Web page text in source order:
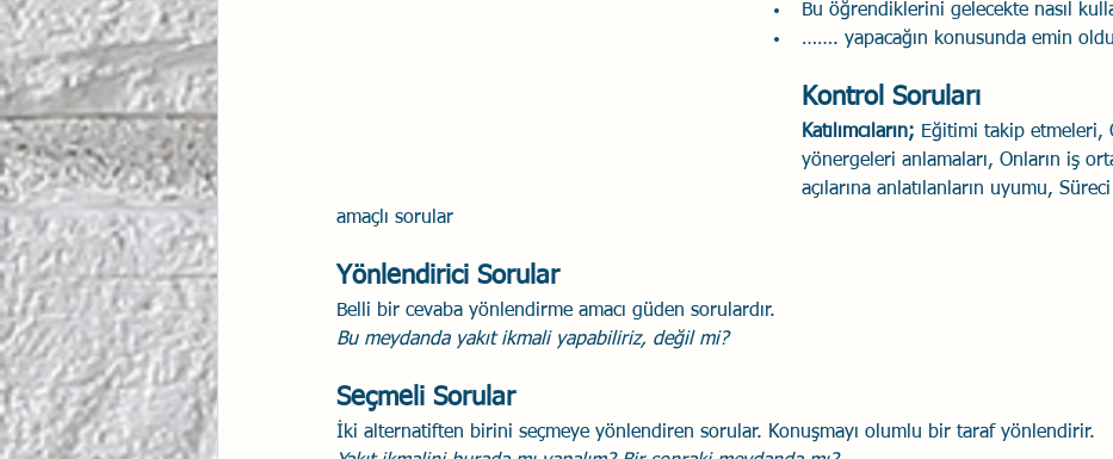
Bu öğrendiklerini gelecekte nasıl
……. yapacağın konusunda emin
Kontrol Soruları
Katılımcıların; Eğitimi takip etmeleri,
yönergeleri anlamaları, Onların iş
açılarına anlatılanların uyumu,
amaçlı sorular
Yönlendirici Sorular
Belli bir cevaba yönlendirme amacı güden sorulardır.
Bu meydanda yakıt ikmali yapabiliriz, değil mi?
Seçmeli Sorular
İki alternatiften birini seçmeye yönlendiren sorular. Konuşmayı olumlu bir taraf yönlendirir.